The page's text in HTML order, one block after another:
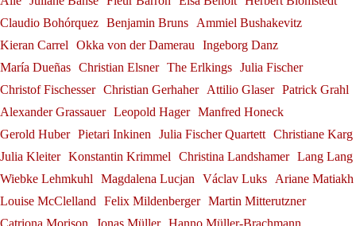
Konstantin Krimmel
Bundesverdienstkreuz am
Bande
Gerold Huber
Bayreuth
Alexander Grassauer
Bayreuther Festspielen
Georg Zeppenfeld
Claudio Bohórquez Benjamin Bruns
Ammiel Bushakevitz
Kieran Carrel
Okka von der Damerau
Ingeborg Danz
María Dueñas Christian Elsner The Erlkings Julia Fischer
Christof Fischesser Christian Gerhaher Attilio Glaser Patrick Grahl
Alexander Grassauer Leopold Hager Manfred Honeck
Gerold Huber Pietari Inkinen Julia Fischer Quartett Christiane Karg
Julia Kleiter Konstantin Krimmel Christina Landshamer Lang Lang
Wiebke Lehmkuhl
Magdalena Lucjan Václav Luks
Ariane Matiakh
Louise McClelland
Felix Mildenberger Martin Mitterutzner
Catriona Morison
Jonas Müller Hanno Müller-Brachmann